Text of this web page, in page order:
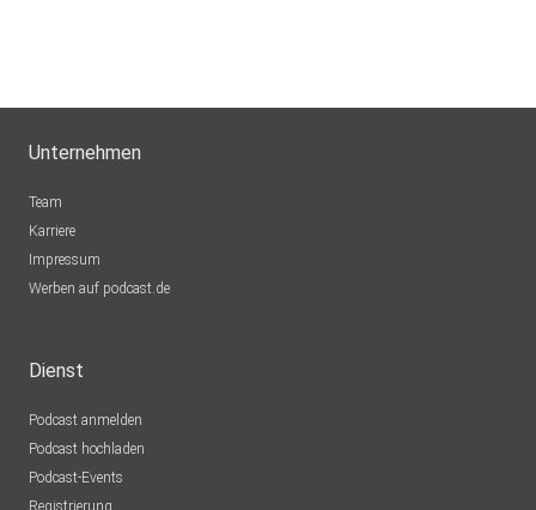
Unternehmen
Team
Karriere
Impressum
Werben auf podcast.de
Dienst
Podcast anmelden
Podcast hochladen
Podcast-Events
Registrierung